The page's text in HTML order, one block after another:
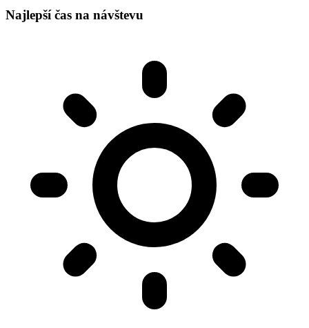
Najlepší čas na návštevu